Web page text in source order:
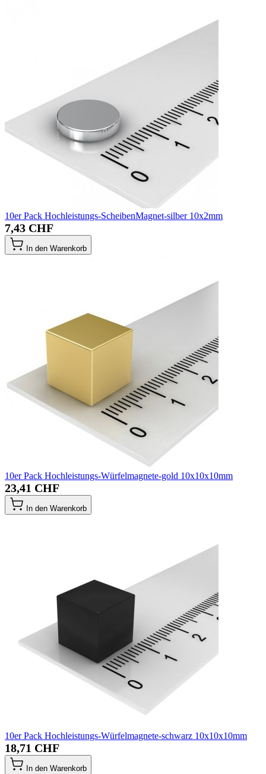
10er Pack Hochleistungs-ScheibenMagnet-silber 10x2mm
7,43 CHF
In den Warenkorb
10er Pack Hochleistungs-Würfelmagnete-gold 10x10x10mm
23,41 CHF
In den Warenkorb
10er Pack Hochleistungs-Würfelmagnete-schwarz 10x10x10mm
18,71 CHF
In den Warenkorb